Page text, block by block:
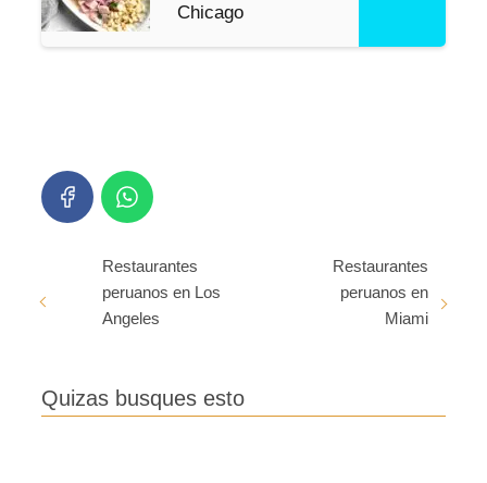
Chicago
Restaurantes
peruanos en Los
Angeles
Restaurantes
peruanos en
Miami
Quizas busques esto